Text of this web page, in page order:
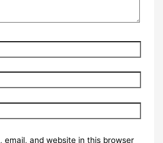
email, and website in this browser